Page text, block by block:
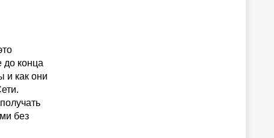
до конца
и как они
без